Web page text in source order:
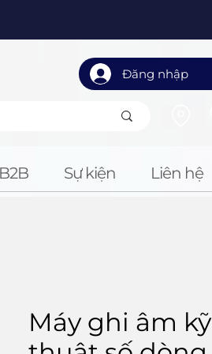
Đăng nhập
B2B Sự kiện Liên hệ
Máy ghi âm kỹ